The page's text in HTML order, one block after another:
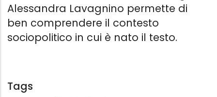
Alessandra Lavagnino permette di
ben comprendere il contesto
sociopolitico in cui è nato il testo.
Tags